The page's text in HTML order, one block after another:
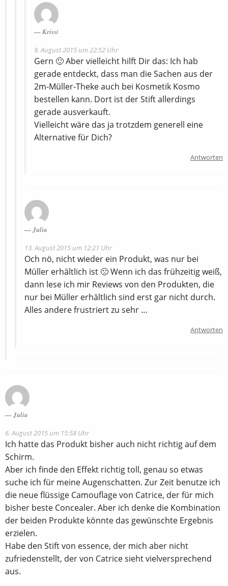
Krissi
9. August 2015 um 22:52 Uhr
Gern 🙂 Aber vielleicht hilft Dir das: Ich hab
gerade entdeckt, dass man die Sachen aus der
2m-Müller-Theke auch bei Kosmetik Kosmo
bestellen kann. Dort ist der Stift allerdings
gerade ausverkauft.
Vielleicht wäre das ja trotzdem generell eine
Alternative für Dich?
Antworten
Julia
13. August 2015 um 12:21 Uhr
Och nö, nicht wieder ein Produkt, was nur bei
Müller erhältlich ist 🙁 Wenn ich das frühzeitig weiß,
dann lese ich mir Reviews von den Produkten, die
nur bei Müller erhältlich sind erst gar nicht durch.
Alles andere frustriert zu sehr …
Antworten
Julia
6. August 2015 um 15:58 Uhr
Ich hatte das Produkt bisher auch nicht richtig auf dem
Schirm.
Aber ich finde den Effekt richtig toll, genau so etwas
suche ich für meine Augenschatten. Zur Zeit benutze ich
die neue flüssige Camouflage von Catrice, der für mich
bisher beste Concealer. Aber ich denke die Kombination
der beiden Produkte könnte das gewünschte Ergebnis
erzielen.
Habe den Stift von essence, der mich aber nicht
zufriedenstellt, der von Catrice sieht vielversprechend
aus.